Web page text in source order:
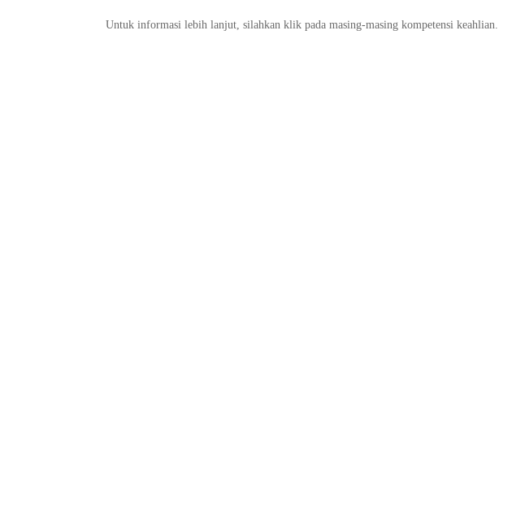
Untuk informasi lebih lanjut, silahkan klik pada masing-masing kompetensi keahlian.